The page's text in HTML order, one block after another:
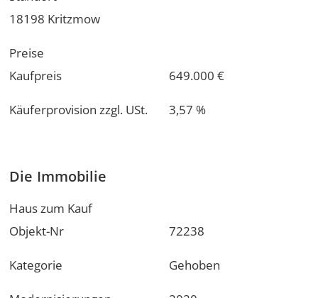
18198 Kritzmow
Preise
Kaufpreis
649.000 €
Käuferprovision zzgl. USt. 3,57 %
Die Immobilie
Haus zum Kauf
Objekt-Nr
72238
Kategorie Gehoben